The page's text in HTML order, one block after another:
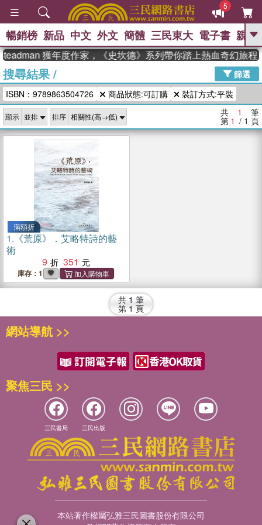
5
GO
高希均教授回憶錄
、 The Odyssey 、 父親節 、 花開錦
繡 、 暑期推薦 、 方念華 、 台灣的
李登輝時代 、 數學女孩：黎曼猜想
、
如果歷史是一
群喵 、 臺灣漫遊錄
暢銷榜 新品 中文 外文 簡體 三民東大 電子書 親子
獲年度作家，《史坎德》系列帶你踏上熱血奇幻旅程
搜尋結果/
篩選
ISBN：9789863504726
商品狀態:可訂購 裝訂方式:平裝
顯示 排序 共 1 筆
第 1 / 1 頁
滿額折
1. 《荒原》．艾略特詩的藝
術
9
351
庫存：1
共 1 筆
第 1 頁
網站導航 >>
聚焦三民 >>
三民書局 三民出版
本站著作權屬弘雅三民圖書股份有限公司